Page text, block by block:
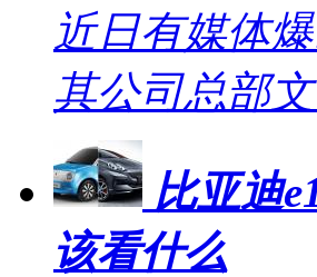
近日有媒体
其公司总部
比亚迪
该看什么